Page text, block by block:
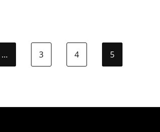
… 3 4 5